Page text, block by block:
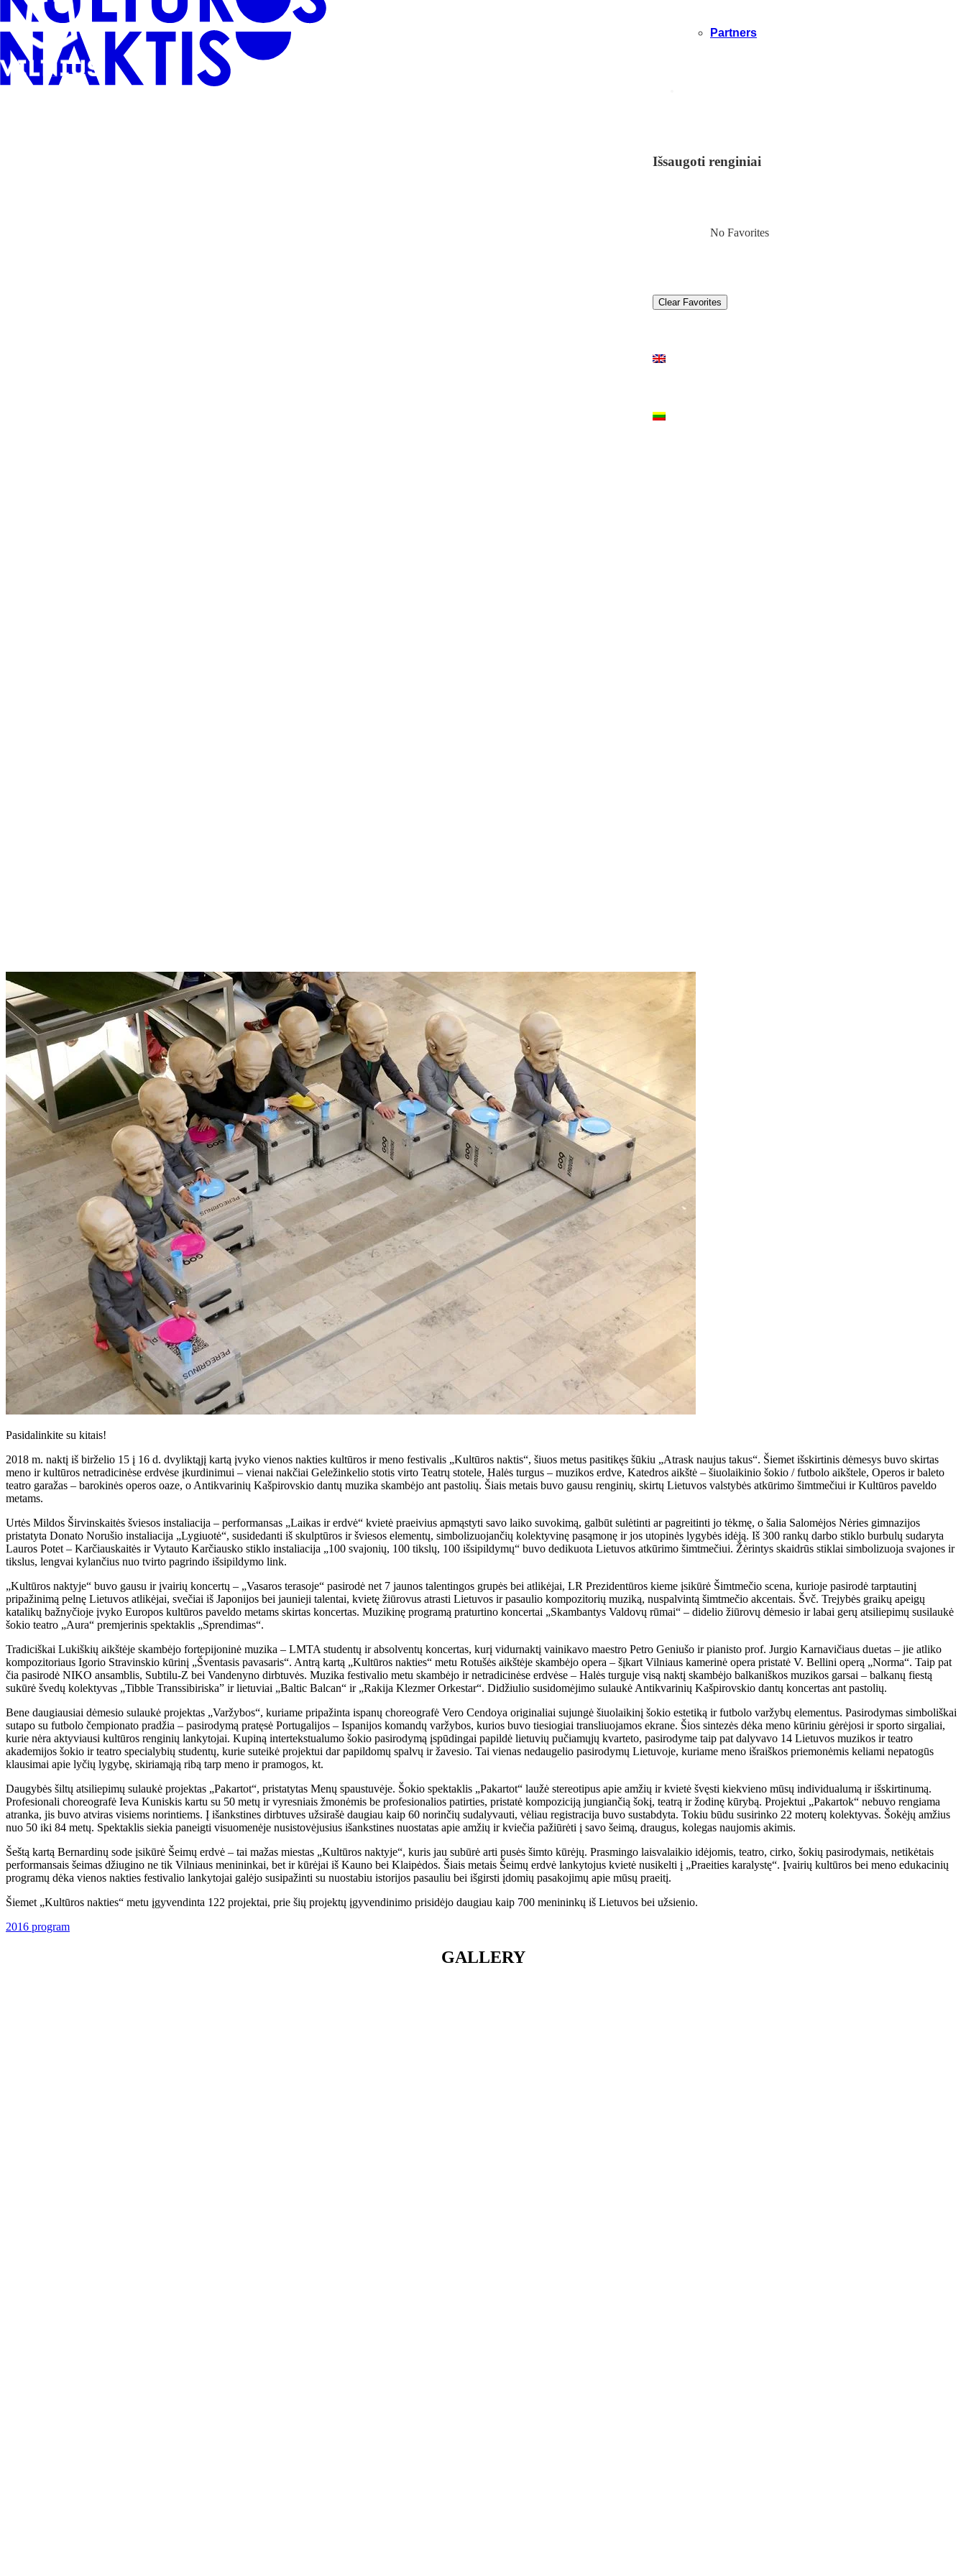
Partners
Išsaugoti renginiai
No Favorites
Clear Favorites
Pasidalinkite su kitais!
2018 m. naktį iš birželio 15 į 16 d. dvyliktąjį kartą įvyko vienos nakties kultūros ir meno festivalis „Kultūros naktis“, šiuos metus pasitikęs šūkiu „Atrask naujus takus“. Šiemet išskirtinis dėmesys buvo skirtas
meno ir kultūros netradicinėse erdvėse įkurdinimui – vienai nakčiai Geležinkelio stotis virto Teatrų stotele, Halės turgus – muzikos erdve, Katedros aikštė – šiuolaikinio šokio / futbolo aikštele, Operos ir baleto
teatro garažas – barokinės operos oaze, o Antikvarinių Kašpirovskio dantų muzika skambėjo ant pastolių. Šiais metais buvo gausu renginių, skirtų Lietuvos valstybės atkūrimo šimtmečiui ir Kultūros paveldo
metams.
Urtės Mildos Širvinskaitės šviesos instaliacija – performansas „Laikas ir erdvė“ kvietė praeivius apmąstyti savo laiko suvokimą, galbūt sulėtinti ar pagreitinti jo tėkmę, o šalia Salomėjos Nėries gimnazijos
pristatyta Donato Norušio instaliacija „Lygiuotė“, susidedanti iš skulptūros ir šviesos elementų, simbolizuojančių kolektyvinę pasąmonę ir jos utopinės lygybės idėją. Iš 300 rankų darbo stiklo burbulų sudaryta
Lauros Potet – Karčiauskaitės ir Vytauto Karčiausko stiklo instaliacija „100 svajonių, 100 tikslų, 100 išsipildymų“ buvo dedikuota Lietuvos atkūrimo šimtmečiui. Žėrintys skaidrūs stiklai simbolizuoja svajones ir
tikslus, lengvai kylančius nuo tvirto pagrindo išsipildymo link.
„Kultūros naktyje“ buvo gausu ir įvairių koncertų – „Vasaros terasoje“ pasirodė net 7 jaunos talentingos grupės bei atlikėjai, LR Prezidentūros kieme įsikūrė Šimtmečio scena, kurioje pasirodė tarptautinį
pripažinimą pelnę Lietuvos atlikėjai, svečiai iš Japonijos bei jaunieji talentai, kvietę žiūrovus atrasti Lietuvos ir pasaulio kompozitorių muziką, nuspalvintą šimtmečio akcentais. Švč. Trejybės graikų apeigų
katalikų bažnyčioje įvyko Europos kultūros paveldo metams skirtas koncertas. Muzikinę programą praturtino koncertai „Skambantys Valdovų rūmai“ – didelio žiūrovų dėmesio ir labai gerų atsiliepimų susilaukė
šokio teatro „Aura“ premjerinis spektaklis „Sprendimas“.
Tradiciškai Lukiškių aikštėje skambėjo fortepijoninė muzika – LMTA studentų ir absolventų koncertas, kurį vidurnaktį vainikavo maestro Petro Geniušo ir pianisto prof. Jurgio Karnavičiaus duetas – jie atliko
kompozitoriaus Igorio Stravinskio kūrinį „Šventasis pavasaris“. Antrą kartą „Kultūros nakties“ metu Rotušės aikštėje skambėjo opera – šįkart Vilniaus kamerinė opera pristatė V. Bellini operą „Norma“. Taip pat
čia pasirodė NIKO ansamblis, Subtilu-Z bei Vandenyno dirbtuvės. Muzika festivalio metu skambėjo ir netradicinėse erdvėse – Halės turguje visą naktį skambėjo balkaniškos muzikos garsai – balkanų fiestą
sukūrė švedų kolektyvas „Tibble Transsibiriska” ir lietuviai „Baltic Balcan“ ir „Rakija Klezmer Orkestar“. Didžiulio susidomėjimo sulaukė Antikvarinių Kašpirovskio dantų koncertas ant pastolių.
Bene daugiausiai dėmesio sulaukė projektas „Varžybos“, kuriame pripažinta ispanų choreografė Vero Cendoya originaliai sujungė šiuolaikinį šokio estetiką ir futbolo varžybų elementus. Pasirodymas simboliškai
sutapo su futbolo čempionato pradžia – pasirodymą pratęsė Portugalijos – Ispanijos komandų varžybos, kurios buvo tiesiogiai transliuojamos ekrane. Šios sintezės dėka meno kūriniu gėrėjosi ir sporto sirgaliai,
kurie nėra aktyviausi kultūros renginių lankytojai. Kupiną intertekstualumo šokio pasirodymą įspūdingai papildė lietuvių pučiamųjų kvarteto, pasirodyme taip pat dalyvavo 14 Lietuvos muzikos ir teatro
akademijos šokio ir teatro specialybių studentų, kurie suteikė projektui dar papildomų spalvų ir žavesio. Tai vienas nedaugelio pasirodymų Lietuvoje, kuriame meno išraiškos priemonėmis keliami nepatogūs
klausimai apie lyčių lygybę, skiriamąją ribą tarp meno ir pramogos, kt.
Daugybės šiltų atsiliepimų sulaukė projektas „Pakartot“, pristatytas Menų spaustuvėje. Šokio spektaklis „Pakartot“ laužė stereotipus apie amžių ir kvietė švęsti kiekvieno mūsų individualumą ir išskirtinumą.
Profesionali choreografė Ieva Kuniskis kartu su 50 metų ir vyresniais žmonėmis be profesionalios patirties, pristatė kompoziciją jungiančią šokį, teatrą ir žodinę kūrybą. Projektui „Pakartok“ nebuvo rengiama
atranka, jis buvo atviras visiems norintiems. Į išankstines dirbtuves užsirašė daugiau kaip 60 norinčių sudalyvauti, vėliau registracija buvo sustabdyta. Tokiu būdu susirinko 22 moterų kolektyvas. Šokėjų amžius
nuo 50 iki 84 metų. Spektaklis siekia paneigti visuomenėje nusistovėjusius išankstines nuostatas apie amžių ir kviečia pažiūrėti į savo šeimą, draugus, kolegas naujomis akimis.
Šeštą kartą Bernardinų sode įsikūrė Šeimų erdvė – tai mažas miestas „Kultūros naktyje“, kuris jau subūrė arti pusės šimto kūrėjų. Prasmingo laisvalaikio idėjomis, teatro, cirko, šokių pasirodymais, netikėtais
performansais šeimas džiugino ne tik Vilniaus menininkai, bet ir kūrėjai iš Kauno bei Klaipėdos. Šiais metais Šeimų erdvė lankytojus kvietė nusikelti į „Praeities karalystę“. Įvairių kultūros bei meno edukacinių
programų dėka vienos nakties festivalio lankytojai galėjo susipažinti su nuostabiu istorijos pasauliu bei išgirsti įdomių pasakojimų apie mūsų praeitį.
Šiemet „Kultūros nakties“ metu įgyvendinta 122 projektai, prie šių projektų įgyvendinimo prisidėjo daugiau kaip 700 menininkų iš Lietuvos bei užsienio.
2016 program
GALLERY